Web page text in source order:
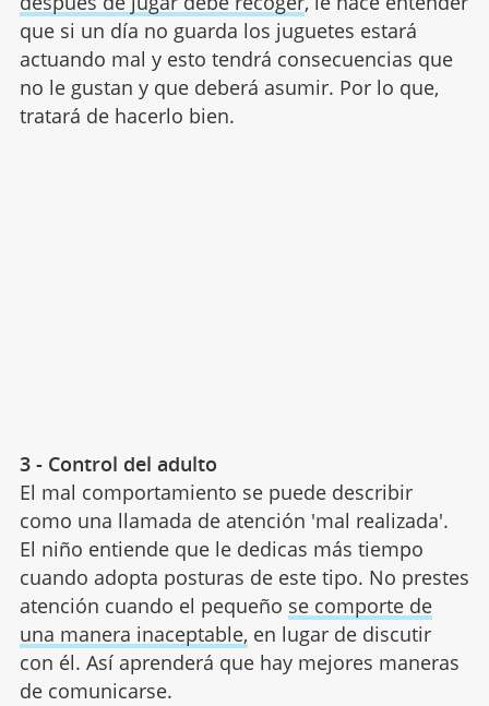
que si un día no guarda los juguetes estará
actuando mal y esto tendrá consecuencias que
no le gustan y que deberá asumir. Por lo que,
tratará de hacerlo bien.
3 - Control del adulto
El mal comportamiento se puede describir
como una llamada de atención 'mal realizada'.
El niño entiende que le dedicas más tiempo
cuando adopta posturas de este tipo. No prestes
atención cuando el pequeño se comporte de
una manera inaceptable, en lugar de discutir
con él. Así aprenderá que hay mejores maneras
de comunicarse.